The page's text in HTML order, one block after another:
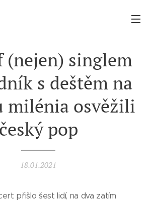
(nejen) singlem
s deštěm na
milénia osvěžili
český pop
18.01.2021
přišlo šest lidí, na dva zatím